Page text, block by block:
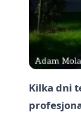
Kilka dni